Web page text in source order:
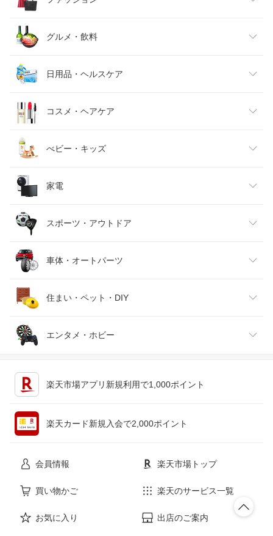
レディースファッション
メンズファッション
キッズファッション
ベビーファッション
インナー・下着・ナイトウェア
バッグ・小物・ブランド雑貨
靴
腕時計
ジュエリー・アクセサリー
グルメ・飲料
食品
スイーツ・お菓子
水・ソフトドリンク
ビール・洋酒
ワイン
日本酒・焼酎
日用品・ヘルスケア
日用品雑貨・文房具・手芸
ダイエット・健康
医薬品・コンタクト・介護
コスメ・ヘアケア
美容・コスメ・香水
べビー・キッズ
キッズ・ベビー・マタニティ
おもちゃ
家電
家電
TV・オーディオ・カメラ
スマートフォン・タブレット
パソコン・周辺機器
スポーツ・アウトドア
スポーツ・アウトドア
ゴルフ
車体・オートパーツ
車用品・バイク用品
車・バイク
住まい・ペット・DIY
インテリア・寝具・収納
エンタメ・ホビー
本・雑誌・コミック
楽天市場アプリ新規利用で1,000ポイント
楽天カード新規入会で2,000ポイント
会員情報 楽天市場トップ
買い物かご 楽天のサービス一覧
お気に入り 出店のご案内